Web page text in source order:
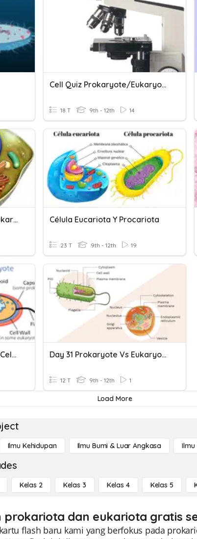
Cell Quiz Prokaryote/Eukaryote
18 T 9th - 12th 14
WarmUp: Prokaryote Or Eukaryote? Célula Eucariota Y Procariota
23 T 9th - 12th 19
Prokaryote And Eukaryote Cells And Cell Theory Day 31 Prokaryote Vs Eukaryote
12 T 9th - 12th 1
Load More
Ilmu Kehidupan Ilmu Bumi & Luar Angkasa Ilmu
Kelas 2 Kelas 3 Kelas 4 Kelas 5
dan eukariota gratis
flash baru kami yang berfokus pada